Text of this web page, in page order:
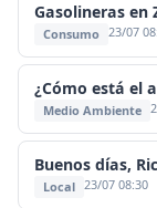
Gasolineras en
Consumo 23/07
¿Cómo está el
Medio Ambiente
Buenos días,
Local 23/07 08:30